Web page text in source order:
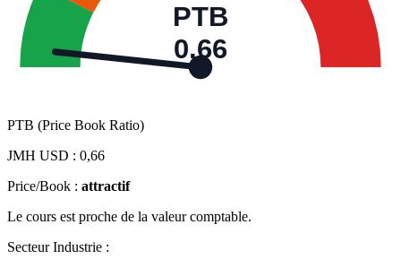
PTB
0,66
PTB (Price Book Ratio)
JMH USD : 0,66
Price/Book : attractif
Le cours est proche de la valeur comptable.
Secteur Industrie :